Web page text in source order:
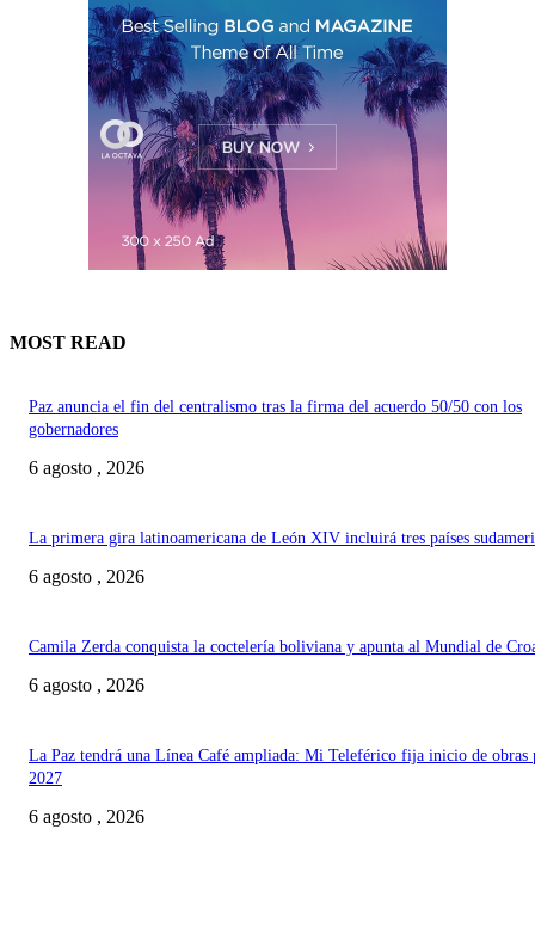
MOST READ
Paz anuncia el fin del centralismo tras la firma del acuerdo 50/50 con los
gobernadores
6 agosto , 2026
La primera gira latinoamericana de León XIV incluirá tres países
6 agosto , 2026
Camila Zerda conquista la coctelería boliviana y apunta al Mundial de
6 agosto , 2026
La Paz tendrá una Línea Café ampliada: Mi Teleférico fija inicio de obras
2027
6 agosto , 2026